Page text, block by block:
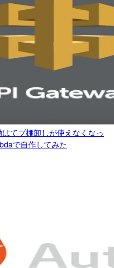
てブ棚卸しが使えなくなっ
で自作してみた